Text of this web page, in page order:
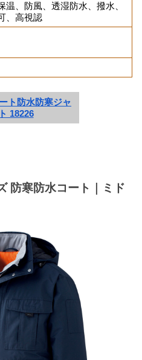
温、防風、透湿防水、撥水、
、高視認
ト防水防寒ジャ
18226
防寒防水コート｜ミド